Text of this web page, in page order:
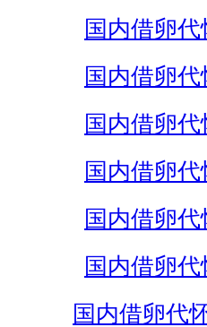
国内借卵
国内借卵
国内借卵
国内借卵
国内借卵
国内借卵
国内借卵代